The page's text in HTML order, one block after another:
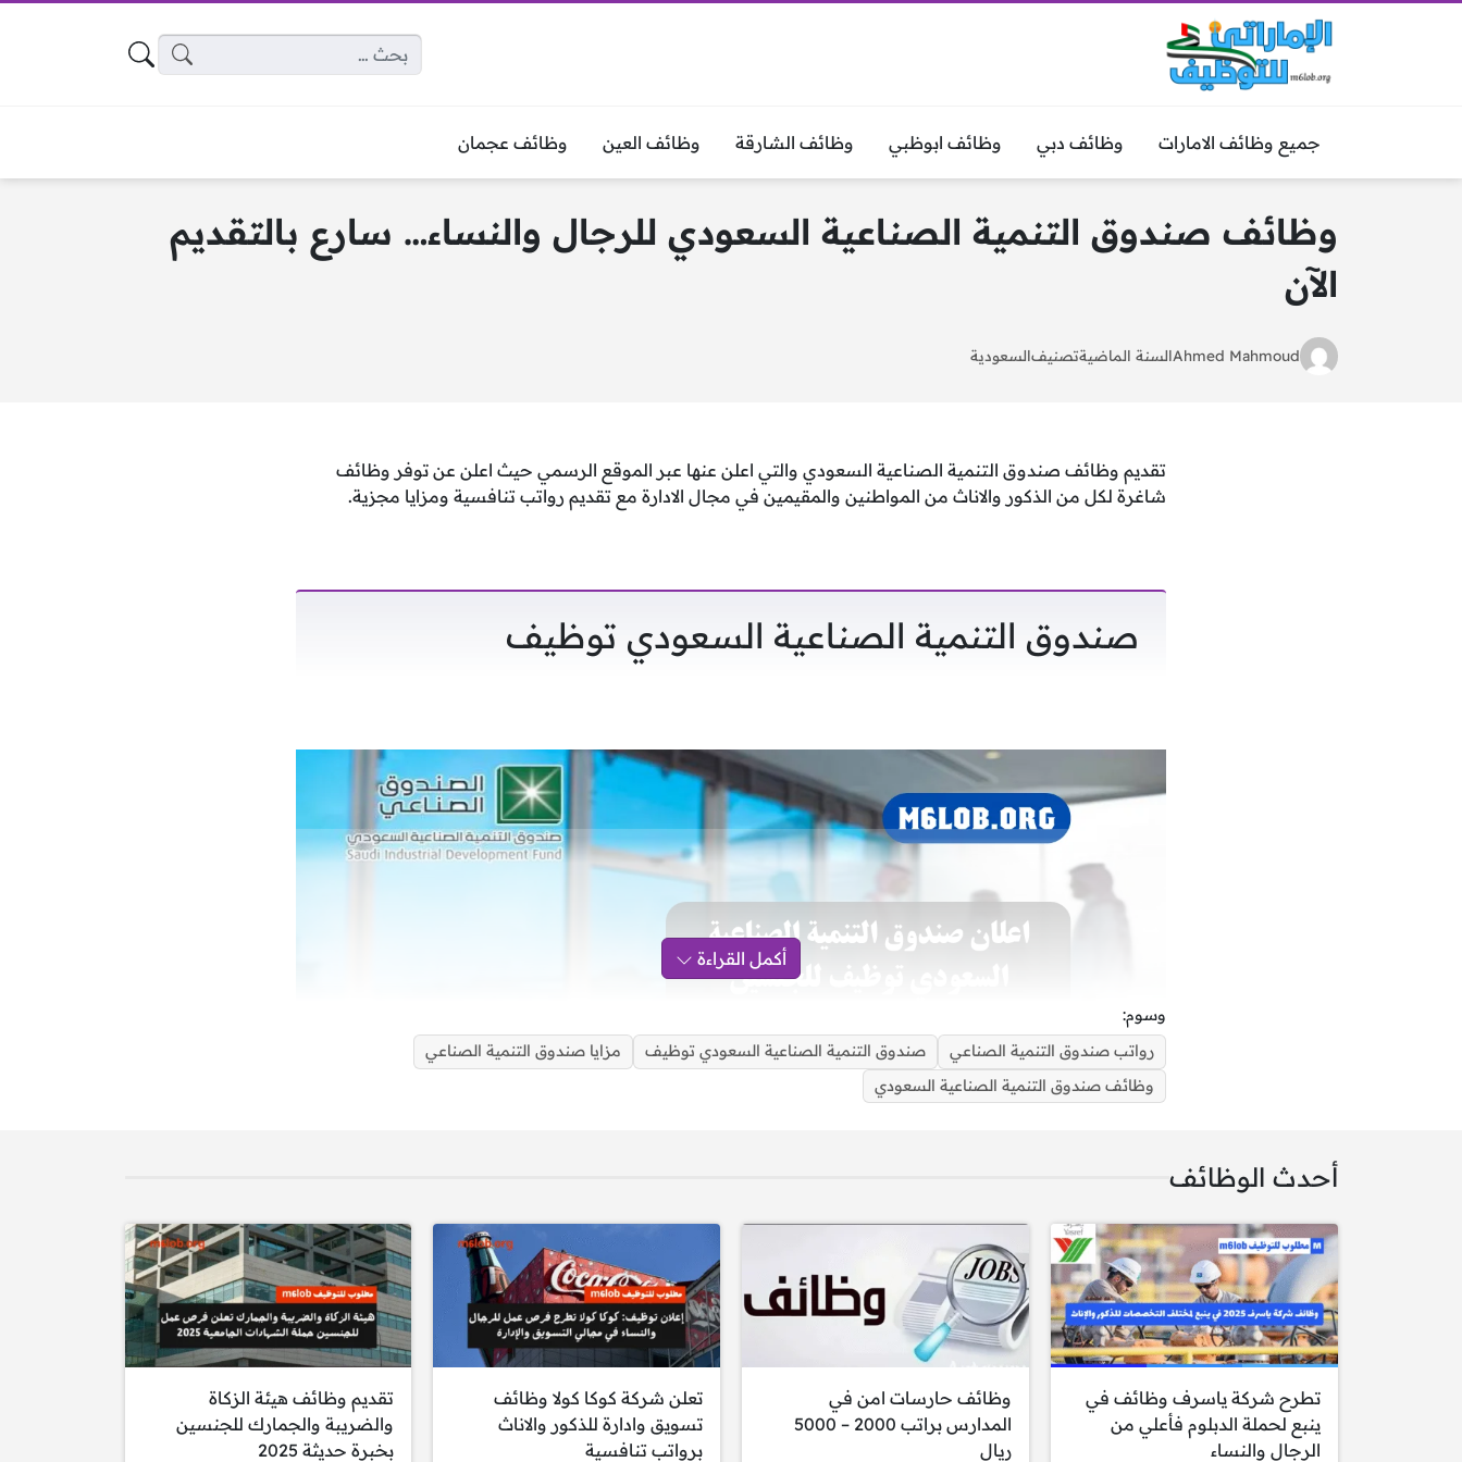
البحث عن:
جميع وظائف الامارات وظائف دبي وظائف ابوظبي وظائف الشارقة وظائف العين وظائف عجمان
وظائف صندوق التنمية الصناعية السعودي للرجال والنساء… سارع بالتقديم
الآن
Ahmed Mahmoudالسنة الماضيةتصنيفالسعودية
تقديم وظائف صندوق التنمية الصناعية السعودي والتي اعلن عنها عبر الموقع الرسمي حيث اعلن عن توفر وظائف
شاغرة لكل من الذكور والاناث من المواطنين والمقيمين في مجال الادارة مع تقديم رواتب تنافسية ومزايا مجزية.
صندوق التنمية الصناعية السعودي توظيف
مطلوب مدير عام المخاطر المؤسسية
المهارات التقنية المطلوبة:
أكمل القراءة
وسوم:
رواتب صندوق التنمية الصناعي
صندوق التنمية الصناعية السعودي توظيف
مزايا صندوق التنمية الصناعي
وظائف صندوق التنمية الصناعية السعودي
أحدث الوظائف
تطرح شركة ياسرف وظائف في
ينبع لحملة الدبلوم فأعلي من
الرجال والنساء
وظائف حارسات امن في
المدارس براتب 2000 – 5000
ريال
تعلن شركة كوكا كولا وظائف
تسويق وادارة للذكور والاناث
برواتب تنافسية
تقديم وظائف هيئة الزكاة
والضريبة والجمارك للجنسين
بخبرة حديثة 2025